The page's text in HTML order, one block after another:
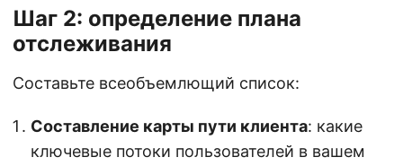
Шаг 2: определение плана
отслеживания
Составьте всеобъемлющий список:
Составление карты пути клиента: какие
ключевые потоки пользователей в вашем